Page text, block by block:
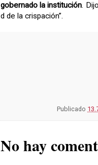
gobernado la institución.
d de la crispación”.
Publicado
No hay